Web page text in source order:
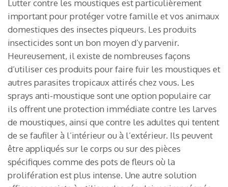
Lutter contre les moustiques est particulièrement
important pour protéger votre famille et vos animaux
domestiques des insectes piqueurs. Les produits
insecticides sont un bon moyen d’y parvenir.
Heureusement, il existe de nombreuses façons
d’utiliser ces produits pour faire fuir les moustiques et
autres parasites tropicaux attirés chez vous. Les
sprays anti-moustique sont une option populaire car
ils offrent une protection immédiate contre les larves
de moustiques, ainsi que contre les adultes qui tentent
de se faufiler à l’intérieur ou à l’extérieur. Ils peuvent
être appliqués sur le corps ou sur des pièces
spécifiques comme des pots de fleurs où la
prolifération est plus intense. Une autre solution